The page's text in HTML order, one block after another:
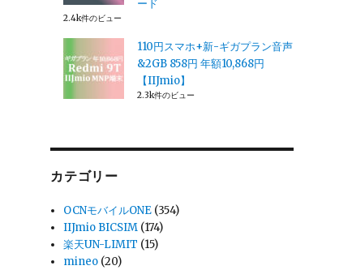
ード
2.4k件のビュー
110円スマホ+新-ギガプラン音声
&2GB 858円 年額10,868円
【IIJmio】
2.3k件のビュー
カテゴリー
OCNモバイルONE (354)
IIJmio BICSIM (174)
楽天UN-LIMIT (15)
mineo (20)